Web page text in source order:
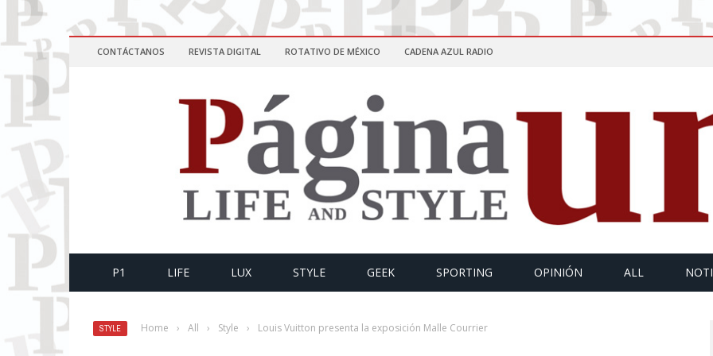
CONTÁCTANOS REVISTA DIGITAL ROTATIVO DE MÉXICO CADENA AZUL RADIO
P1 LIFE LUX STYLE GEEK SPORTING OPINIÓN ALL
STYLE Home › All › Style › Louis Vuitton presenta la exposición Malle Courrier